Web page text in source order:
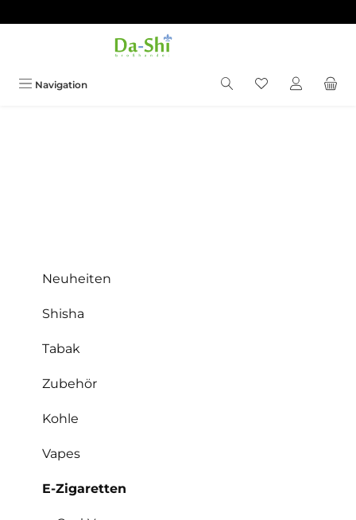
Navigation Du hast 0
Neuheiten
Shisha
Tabak
Zubehör
Kohle
Vapes
E-Zigaretten